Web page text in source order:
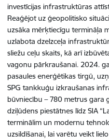
investīcijas infrastruktūras
Reaģējot uz ģeopolitisko
uzsāka mērķtiecīgu termināļa
uzlabota dzelzceļa
sliežu ceļu skaits, kā arī
vagonu pārkraušanai. 2024.
pasaules enerģētikas tirgū,
SPG tankkuģu izkraušanas
būvniecību – 780 metrus gara
dziļūdens piestātnes līdz SIA
terminālim un modernu
uzsildīšanai, lai varētu veikt